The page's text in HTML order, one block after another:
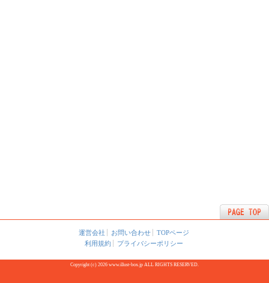
運営会社 お問い合わせ
TOPページ
利用規約
プライバシーポリシー
Copyright (c) 2026 www.illust-box.jp ALL RIGHTS RESERVED.